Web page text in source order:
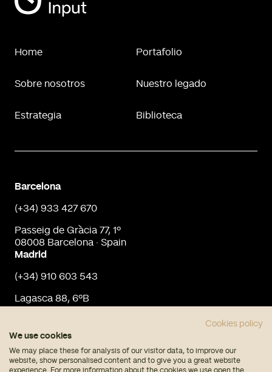
Home
Sobre nosotros
Estrategia
Portafolio
Nuestro legado
Biblioteca
Barcelona
(+34) 933 427 670
Passeig de Gràcia 77, 1º
08008 Barcelona · Spain
Madrid
(+34) 910 603 543
Lagasca 88, 6ºB
Cookies policy
We use cookies
We may place these for analysis of our visitor data, to improve our
website, show personalised content and to give you a great website
experience. For more information about the cookies we use open the